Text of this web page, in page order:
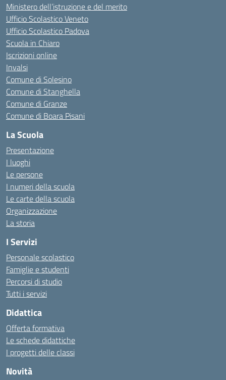
Ministero dell’istruzione e del merito
Ufficio Scolastico Veneto
Ufficio Scolastico Padova
Scuola in Chiaro
Iscrizioni online
Invalsi
Comune di Solesino
Comune di Stanghella
Comune di Granze
Comune di Boara Pisani
La Scuola
Presentazione
I luoghi
Le persone
I numeri della scuola
Le carte della scuola
Organizzazione
La storia
I Servizi
Personale scolastico
Famiglie e studenti
Percorsi di studio
Tutti i servizi
Didattica
Offerta formativa
Le schede didattiche
I progetti delle classi
Novità